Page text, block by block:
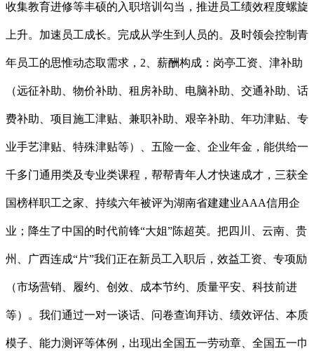
收集教育进修等丰硕的入职培训勾当，推进员工绩效程度螺旋
上升。加速员工成长。完成从学生到人员的。及时领会控制青
年员工的思惟动态取需求，2、薪酬构成：岗亭工资、津补助
（远征补助、物价补助、租房补助、电脑补助、交通补助、话
费补助、项目施工津贴、兼职补助、艰辛补助、年功津贴、专
业手艺津贴、特殊津贴等）、五险一金、企业年金，能供给一
千多门通用类及专业类课程，帮帮青年人才快速成才，三获全
国榜样职工之家、持续六年被评为湖南省建建业AAA信用企
业；降生了中国的时代前锋“大姐”陈超英。把四川、云南、贵
州、广西连成“片”我们正在新员工入职后，效益工资、专项励
（市场营销、履约、创效、成本节约、质量平安、科技前进
等）。我们通过一对一谈话、问卷查询拜访、绩效评估、本质
模子、能力测评等体例，出现出全国五一劳动章、全国五一巾